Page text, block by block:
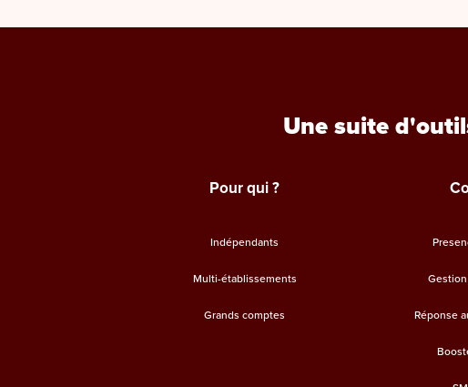
Une suite
Pour qui ?
Indépendants
Multi-établissements
Grands comptes Réponse